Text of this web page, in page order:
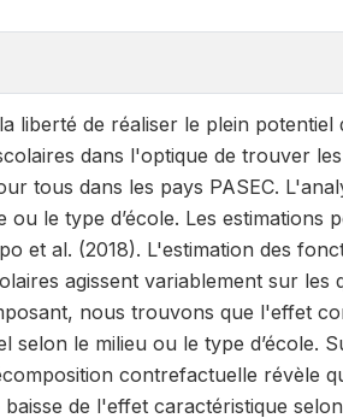
liberté de réaliser le plein
dans l'optique de trouver
tous dans les pays PASEC.
le type d’école. Les estimations
et al. (2018). L'estimation des
agissent variablement sur les
nous trouvons que l'effet
le milieu ou le type d’école.
contrefactuelle révèle
de l'effet caractéristique